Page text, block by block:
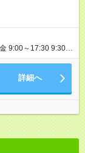
9:00～17:30 9:30～
※残業は月平均10時
詳細へ